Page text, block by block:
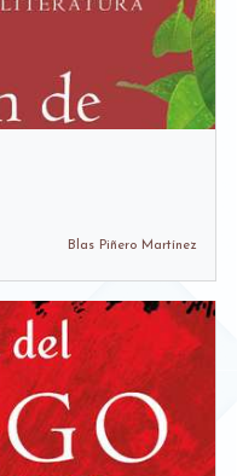
Blas Piñero Martínez